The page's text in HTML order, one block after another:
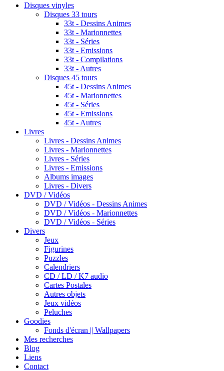
Disques vinyles
Disques 33 tours
33t - Dessins Animes
33t - Marionnettes
33t - Séries
33t - Emissions
33t - Compilations
33t - Autres
Disques 45 tours
45t - Dessins Animes
45t - Marionnettes
45t - Séries
45t - Emissions
45t - Autres
Livres
Livres - Dessins Animes
Livres - Marionnettes
Livres - Séries
Livres - Emissions
Albums images
Livres - Divers
DVD / Vidéos
DVD / Vidéos - Dessins Animes
DVD / Vidéos - Marionnettes
DVD / Vidéos - Séries
Divers
Jeux
Figurines
Puzzles
Calendriers
CD / LD / K7 audio
Cartes Postales
Autres objets
Jeux vidéos
Peluches
Goodies
Fonds d'écran || Wallpapers
Mes recherches
Blog
Liens
Contact